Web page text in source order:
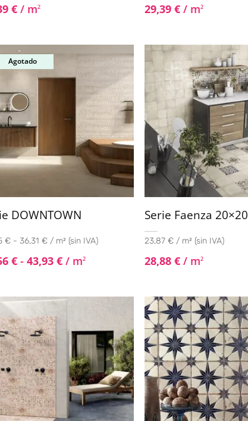
€ / m2 29,39€ / m2
Agotado
DOWNTOWN
€ - 36,31 € / m² (sin IVA)
€ - 43,93 € / m2
Serie Faenza 20×20
23,87 € / m² (sin IVA)
28,88€ / m2